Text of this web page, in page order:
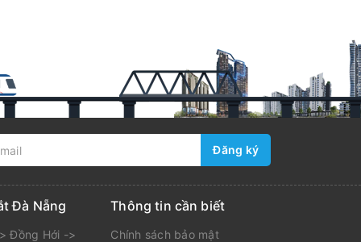
Đăng ký
Đà Nẵng
Đồng Hới ->
Thông tin cần biết
Chính sách bảo mật